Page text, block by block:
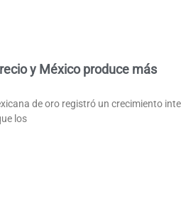
y México produce más
de oro registró un crecimiento
los